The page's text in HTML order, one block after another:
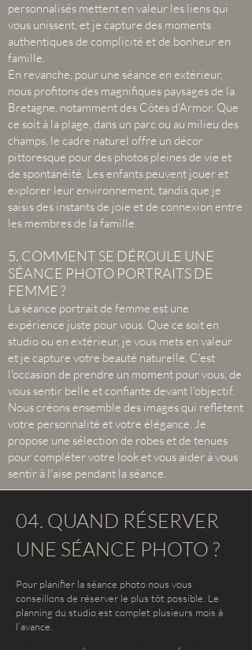
personnalisés mettent en valeur les liens qui
vous unissent, et je capture des moments
authentiques de complicité et de bonheur en
famille.
En revanche, pour une séance en extérieur,
nous profitons des magnifiques paysages de la
Bretagne, notamment des Côtes d'Armor. Que
ce soit à la plage, dans un parc ou au milieu des
champs, le cadre naturel offre un décor
pittoresque pour des photos pleines de vie et
de spontanéité. Les enfants peuvent jouer et
explorer leur environnement, tandis que je
saisis des instants de joie et de connexion entre
les membres de la famille.
5. COMMENT SE DÉROULE UNE
SÉANCE PHOTO PORTRAITS DE
FEMME ?
La séance portrait de femme est une
expérience juste pour vous. Que ce soit en
studio ou en extérieur, je vous mets en valeur
et je capture votre beauté naturelle. C'est
l'occasion de prendre un moment pour vous, de
vous sentir belle et confiante devant l'objectif.
Nous créons ensemble des images qui reflètent
votre personnalité et votre élégance. Je
propose une sélection de robes et de tenues
pour compléter votre look et vous aider à vous
sentir à l'aise pendant la séance.
04. QUAND RÉSERVER
UNE SÉANCE PHOTO ?
Pour planifier la séance photo nous vous
conseillons de réserver le plus tôt possible. Le
planning du studio est complet plusieurs mois à
l’avance.